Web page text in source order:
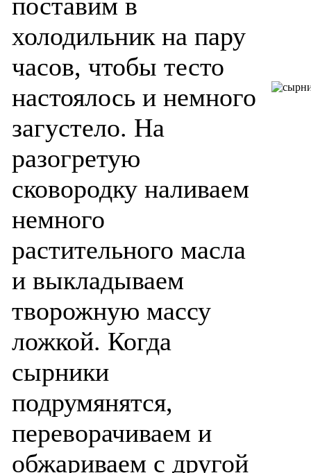
поставим в
холодильник на пару
часов, чтобы тесто
настоялось и немного
загустело. На
разогретую
сковородку наливаем
немного
растительного масла
и выкладываем
творожную массу
ложкой. Когда
сырники
подрумянятся,
переворачиваем и
обжариваем с другой